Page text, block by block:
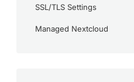
SSL/TLS Settings
Managed Nextcloud